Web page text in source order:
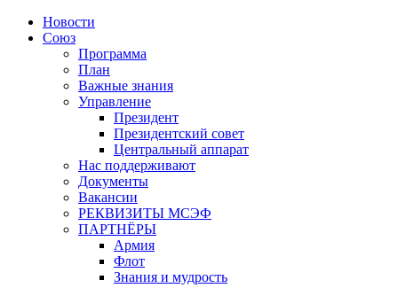
Новости
Союз
Программа
План
Важные знания
Управление
Президент
Президентский совет
Центральный аппарат
Нас поддерживают
Документы
Вакансии
РЕКВИЗИТЫ МСЭФ
ПАРТНЁРЫ
Армия
Флот
Знания и мудрость